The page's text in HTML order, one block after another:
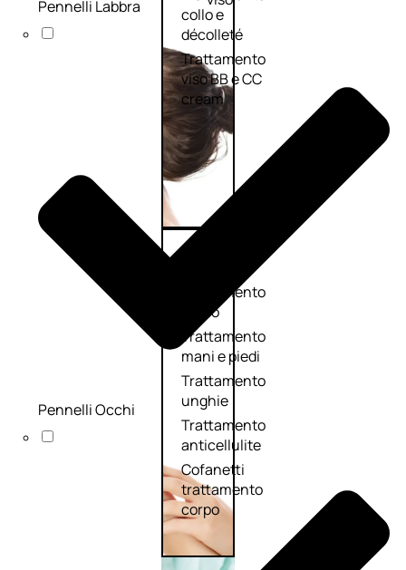
collo e
décolleté
Trattamento
viso BB e CC
cream
Trattamento
corpo
Trattamento
mani e piedi
Trattamento
unghie
Trattamento
anticellulite
Cofanetti
trattamento
corpo
Pennelli Labbra
Pennelli Occhi